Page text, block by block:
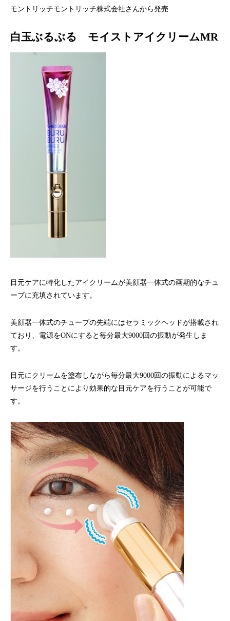
モントリッチモントリッチ株式会社さんから発売
白玉ぶるぶる モイストアイクリームMR
目元ケアに特化したアイクリームが美顔器一体式の画期的なチュ
ーブに充填されています。
美顔器一体式のチューブの先端にはセラミックヘッドが搭載され
ており、電源をONにすると毎分最大9000回の振動が発生しま
す。
目元にクリームを塗布しながら毎分最大9000回の振動によるマッ
サージを行うことにより効果的な目元ケアを行うことが可能で
す。